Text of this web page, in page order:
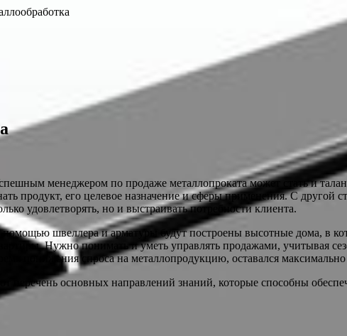
менеджером по продаже металлопроката может стать и
продукт, его целевое назначение и сферы применения. С
удовлетворять, но и выстраивать потребности клиента.
помощьюшвеллера и арматуры будут построены высотные дома, в
Нужно понимать и уметь управлять продажами, учитывая
понижения спроса на металлопродукцию, оставался
перечень основных направлений знаний, которые способны